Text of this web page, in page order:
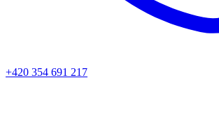
+420 354 691 217